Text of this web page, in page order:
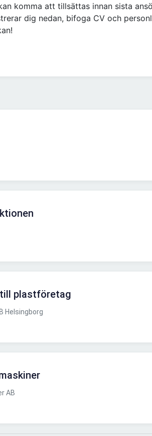
komma att tillsättas innan sista
dig nedan, bifoga CV och
plastföretag
Helsingborg
AB